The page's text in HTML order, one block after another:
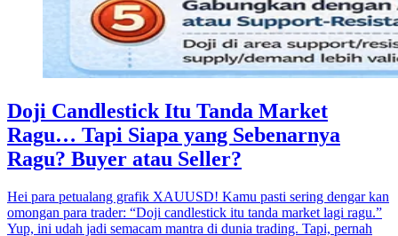
Doji Candlestick Itu Tanda Market
Ragu… Tapi Siapa yang Sebenarnya
Ragu? Buyer atau Seller?
Hei para petualang grafik XAUUSD! Kamu pasti sering dengar kan
omongan para trader: “Doji candlestick itu tanda market lagi ragu.”
Yup, ini udah jadi semacam mantra di dunia trading. Tapi, pernah